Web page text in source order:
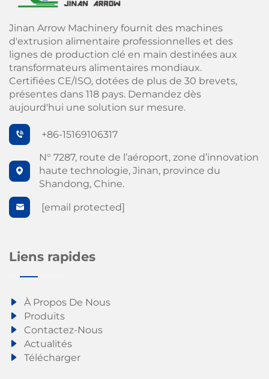
Jinan Arrow Machinery fournit des machines
d'extrusion alimentaire professionnelles et des
lignes de production clé en main destinées aux
transformateurs alimentaires mondiaux.
Certifiées CE/ISO, dotées de plus de 30 brevets,
présentes dans 118 pays. Demandez dès
aujourd'hui une solution sur mesure.
+86-15169106317
N° 7287, route de l’aéroport, zone d’innovation
haute technologie, Jinan, province du
Shandong, Chine.
[email protected]
Liens rapides
À Propos De Nous
Produits
Contactez-Nous
Actualités
Télécharger